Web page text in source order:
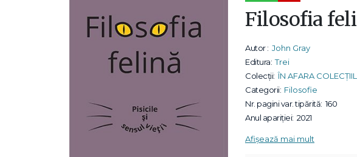
Filosofia
Autor : John Gray
Editura: Trei
Colecții: ÎN AFARA
Categorii: Filosofie
Nr. pagini var. tipărită: 160
Anul apariției: 2021
Afișează mai mult